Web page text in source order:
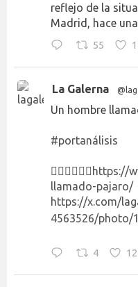
reflejo de la
Madrid, hace
55
La Galerna
Un hombre
#portanálisis
👉🏻👉🏻👉🏻 https://
llamado-pajaro/
https://x.com/
4563526/photo/1
4 12